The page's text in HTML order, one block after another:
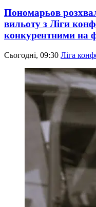
Пономарьов
вильоту з Ліги
конкурентними на
Сьогодні, 09:30 Ліга